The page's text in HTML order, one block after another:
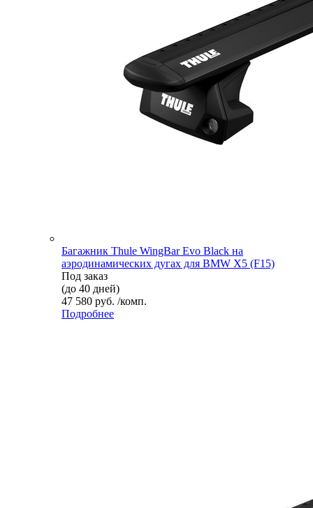
Багажник Thule WingBar Evo Black на
аэродинамических дугах для BMW X5 (F15)
Под заказ
(до 40 дней)
47 580 руб. /комп.
Подробнее